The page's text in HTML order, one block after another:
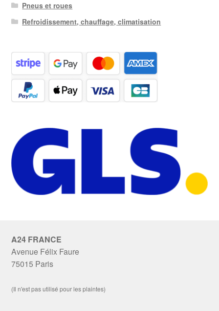
Pneus et roues
Refroidissement, chauffage, climatisation
A24 FRANCE
Avenue Félix Faure
75015 Paris
(Il n'est pas utilisé pour les plaintes)